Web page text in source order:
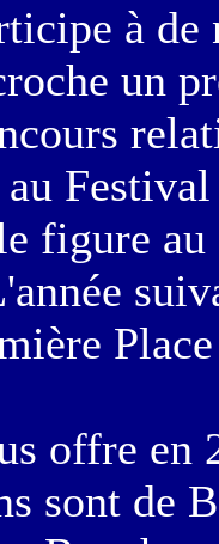
à de
un
au
figure au
offre en
sont de